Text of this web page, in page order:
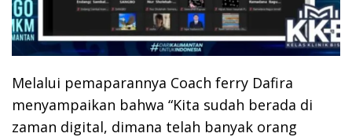
Melalui pemaparannya Coach ferry Dafira
menyampaikan bahwa “Kita sudah berada di
zaman digital, dimana telah banyak orang